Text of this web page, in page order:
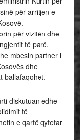
për arritjen e
për vizitën dhe
të parë.
mbesin partner i
dhe
ballafaqohet.
diskutuan edhe
të
e qartë qytetar